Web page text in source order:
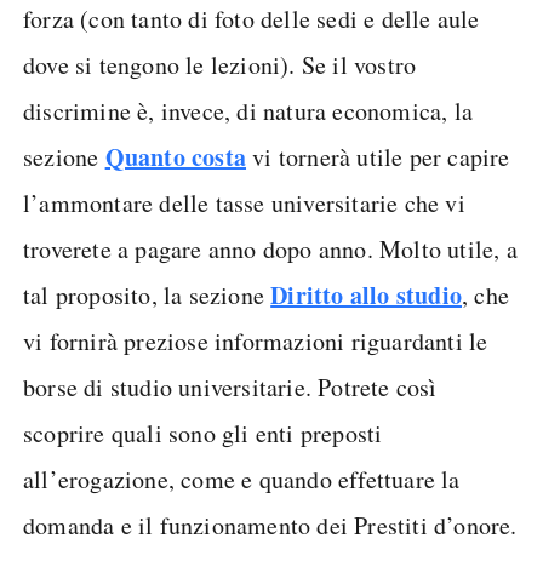
forza (con tanto di foto delle sedi e delle aule
dove si tengono le lezioni). Se il vostro
discrimine è, invece, di natura economica, la
sezione Quanto costavi tornerà utile per capire
l’ammontare delle tasse universitarie che vi
troverete a pagare anno dopo anno. Molto utile, a
tal proposito, la sezioneDiritto allo studio, che
vi fornirà preziose informazioni riguardanti le
borse di studio universitarie. Potrete così
scoprire quali sono gli enti preposti
all’erogazione, come e quando effettuare la
domanda e il funzionamento dei Prestiti d’onore.